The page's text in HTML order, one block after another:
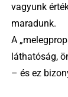
vagyunk
maradunk.
A
láthatóság,
– és ez